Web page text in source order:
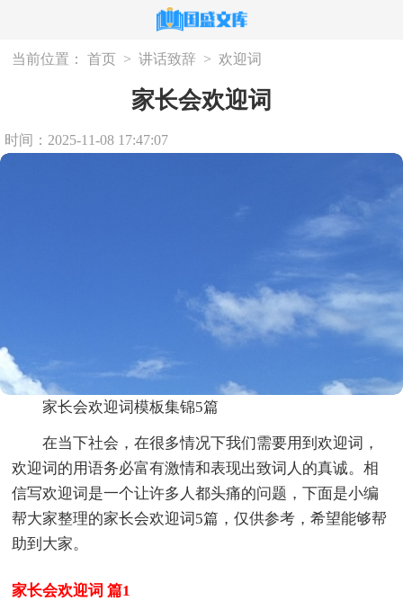
当前位置： 首页 > 讲话致辞 > 欢迎词
家长会欢迎词
时间：2025-11-08 17:47:07
家长会欢迎词模板集锦5篇
在当下社会，在很多情况下我们需要用到欢迎词，
欢迎词的用语务必富有激情和表现出致词人的真诚。相
信写欢迎词是一个让许多人都头痛的问题，下面是小编
帮大家整理的家长会欢迎词5篇，仅供参考，希望能够帮
助到大家。
家长会欢迎词 篇1